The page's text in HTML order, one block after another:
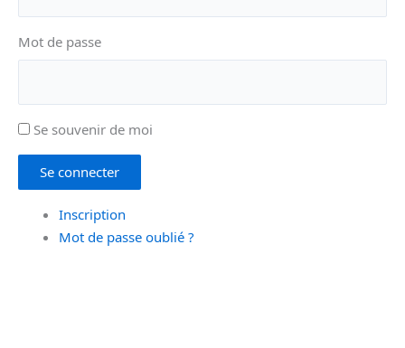
Mot de passe
Se souvenir de moi
Se connecter
Inscription
Mot de passe oublié ?